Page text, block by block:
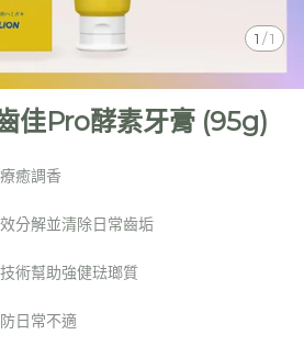
1 /1
Pro酵素牙膏 (95g)
癒調香
分解並清除日常齒垢
術幫助強健琺瑯質
日常不適